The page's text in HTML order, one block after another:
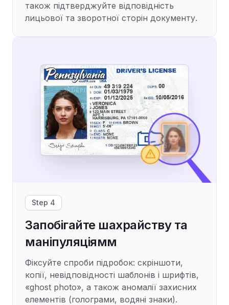
також підтверджуйте відповідність
лицьової та зворотної сторін документу.
Step 4
Запобігайте шахрайству та
маніпуляціямм
Фіксуйте спроби підробок: скріншоти,
копії, невідповідності шаблонів і шрифтів,
«ghost photo», а також аномалії захисних
елементів (голограми, водяні знаки).